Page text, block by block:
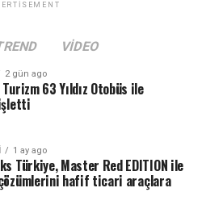
VIDEO
2 gün ago
63 Yıldız Otobüs ile
1 ay ago
Türkiye, Master Red EDITION ile
hafif ticari araçlara